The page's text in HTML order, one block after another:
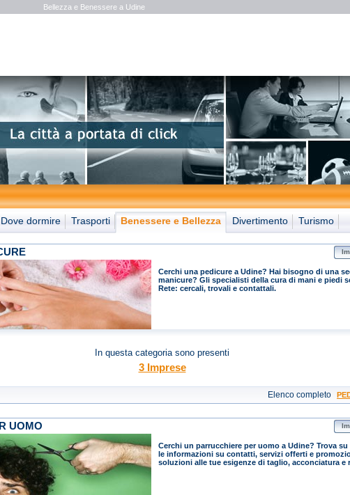
Bellezza e Benessere a Udine
Dove dormire Trasporti Benessere e Bellezza Divertimento Turismo
Cerchi una pedicure a Udine? Hai bisogno di una
manicure? Gli specialisti della cura di mani e piedi
Rete: cercali, trovali e contattali.
In questa categoria sono presenti
3 Imprese
Elenco completo
UOMO
Cerchi un parrucchiere per uomo a Udine? Trova
le informazioni su contatti, servizi offerti e
soluzioni alle tue esigenze di taglio, acconciatura e